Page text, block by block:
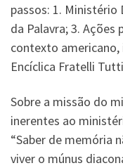
passos: 1. Ministério
da Palavra; 3.
contexto
Encíclica Fratelli
Sobre a missão do
inerentes ao
“Saber de memória
viver o múnus